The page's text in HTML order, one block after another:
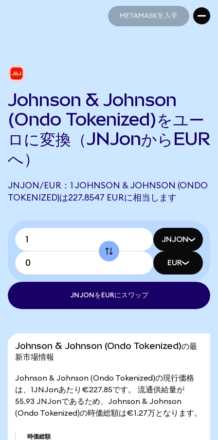
METAMASKを入手
Johnson & Johnson
(Ondo Tokenized)をユー
ロに変換（JNJonからEUR
へ）
JNJON/EUR：1 JOHNSON & JOHNSON (ONDO
TOKENIZED)は227.8547 EURに相当します
JNJON
EUR
JNJONをEURにスワップ
Johnson & Johnson (Ondo Tokenized)の最
新市場情報
Johnson & Johnson (Ondo Tokenized)の現行価格
は、1JNJonあたり€227.85です。 流通供給量が
55.93 JNJonであるため、Johnson & Johnson
(Ondo Tokenized)の時価総額は€1.27万となります。
時価総額